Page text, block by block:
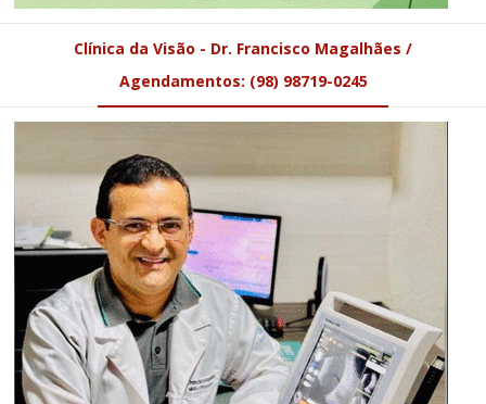
Clínica da Visão - Dr. Francisco Magalhães /
Agendamentos: (98) 98719-0245